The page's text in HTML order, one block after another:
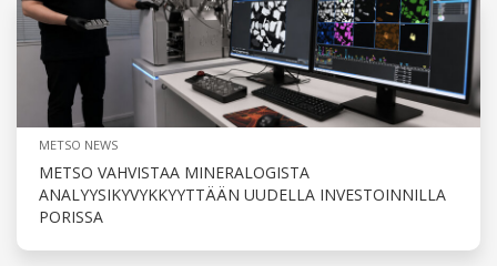
METSO NEWS
METSO VAHVISTAA MINERALOGISTA
ANALYYSIKYVYKKYYTTÄÄN UUDELLA INVESTOINNILLA
PORISSA